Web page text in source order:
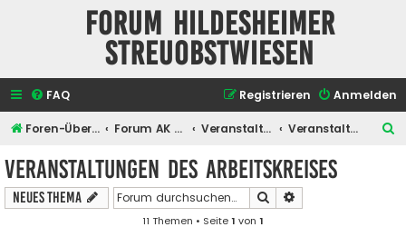
Forum Hildesheimer
Streuobstwiesen
FAQ Anmelden
Registrieren
Foren-Übersicht Forum AK Hildesheimer Streuobstwiesen Veranstaltungen Veranstaltungen des Arbeitskreises
Veranstaltungen des Arbeitskreises
Neues Thema Suche
11 Themen • Seite1 von 1